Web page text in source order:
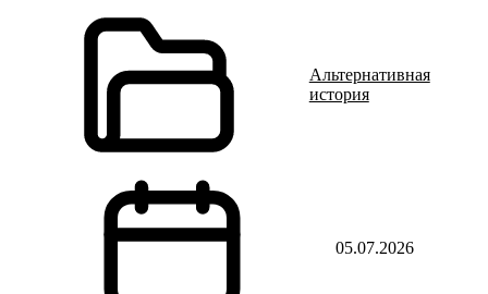
Альтернативная
история
05.07.2026